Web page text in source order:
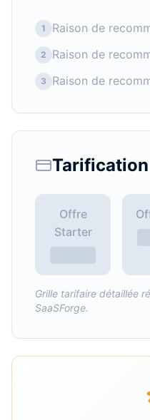
1 Raison de
2 Raison de
3 Raison de
Tarification
Offre
Starter
Grille tarifaire détaillée
SaaSForge.